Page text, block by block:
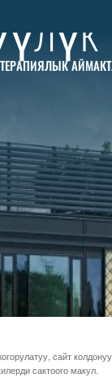
ТЕРАПИЯЛЫК
сайт
сактоого макул.